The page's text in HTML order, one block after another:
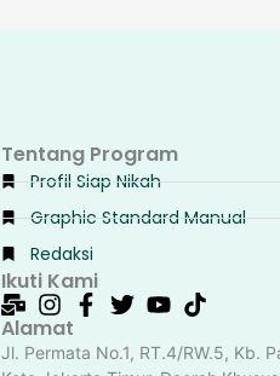
Tentang Program
Profil Siap Nikah
Graphic Standard Manual
Redaksi
Ikuti Kami
Alamat
Jl. Permata No.1, RT.4/RW.5, Kb.